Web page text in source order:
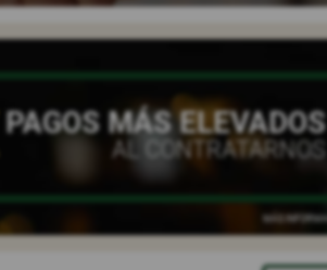
PAGOS MÁS ELEVADOS
AL CONTRATARNOS